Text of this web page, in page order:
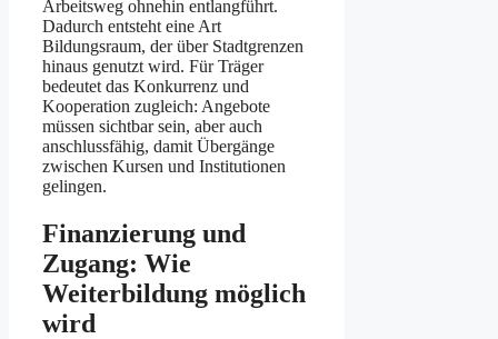
Arbeitsweg ohnehin entlangführt.
Dadurch entsteht eine Art
Bildungsraum, der über Stadtgrenzen
hinaus genutzt wird. Für Träger
bedeutet das Konkurrenz und
Kooperation zugleich: Angebote
müssen sichtbar sein, aber auch
anschlussfähig, damit Übergänge
zwischen Kursen und Institutionen
gelingen.
Finanzierung und
Zugang: Wie
Weiterbildung möglich
wird